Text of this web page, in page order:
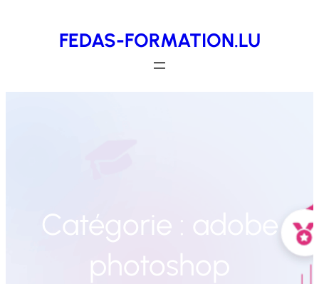
FEDAS-FORMATION.LU
Catégorie : adobe
photoshop